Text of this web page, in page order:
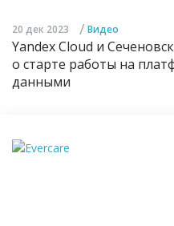
20 дек 2023 / Видео
Yandex Cloud и
о старте работы на
данными